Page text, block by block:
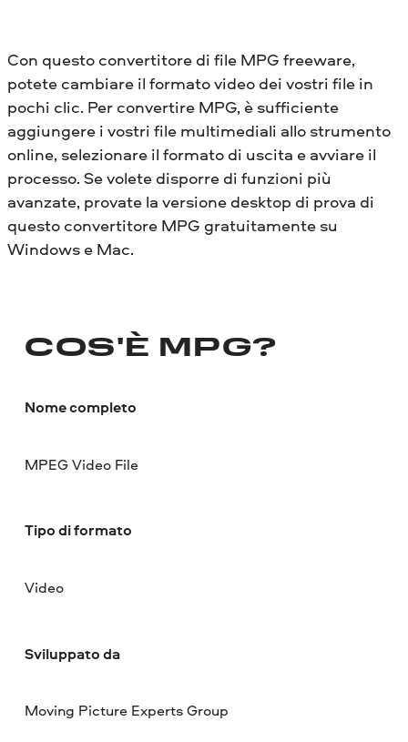
Con questo convertitore di file MPG freeware,
potete cambiare il formato video dei vostri file in
pochi clic. Per convertire MPG, è sufficiente
aggiungere i vostri file multimediali allo strumento
online, selezionare il formato di uscita e avviare il
processo. Se volete disporre di funzioni più
avanzate, provate la versione desktop di prova di
questo convertitore MPG gratuitamente su
Windows e Mac.
COS'È MPG?
Nome completo
MPEG Video File
Tipo di formato
Video
Sviluppato da
Moving Picture Experts Group